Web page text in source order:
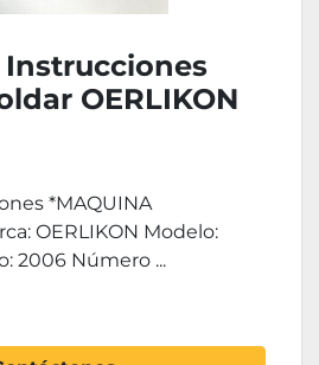
OERLIKON
*MAQUINA
OERLIKON Modelo:
2006 Número ...